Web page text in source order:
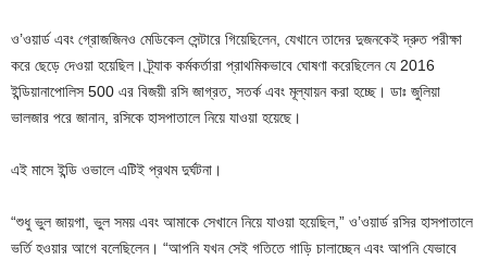
ও’ওয়ার্ড এবং গ্রোজজিনও মেডিকেল সেন্টারে গিয়েছিলেন, যেখানে তাদের দুজনকেই দ্রুত পরীক্ষা
করে ছেড়ে দেওয়া হয়েছিল। ট্র্যাক কর্মকর্তারা প্রাথমিকভাবে ঘোষণা করেছিলেন যে 2016
ইন্ডিয়ানাপোলিস 500 এর বিজয়ী রসি জাগ্রত, সতর্ক এবং মূল্যায়ন করা হচ্ছে। ডাঃ জুলিয়া
ভালজার পরে জানান, রসিকে হাসপাতালে নিয়ে যাওয়া হয়েছে।
এই মাসে ইন্ডি ওভালে এটিই প্রথম দুর্ঘটনা।
“শুধু ভুল জায়গা, ভুল সময় এবং আমাকে সেখানে নিয়ে যাওয়া হয়েছিল,” ও’ওয়ার্ড রসির হাসপাতালে
ভর্তি হওয়ার আগে বলেছিলেন। “আপনি যখন সেই গতিতে গাড়ি চালাচ্ছেন এবং আপনি যেভাবে